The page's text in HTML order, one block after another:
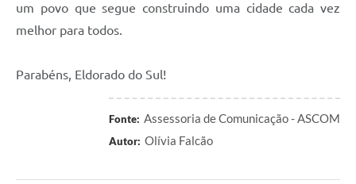
um povo que segue construindo uma cidade cada vez
melhor para todos.
Parabéns, Eldorado do Sul!
Fonte: Assessoria de Comunicação - ASCOM
Autor: Olívia Falcão